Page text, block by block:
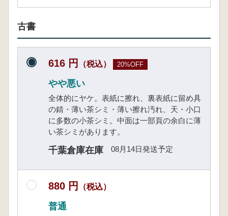
古書
616 円 （税込） 20%OFF
やや悪い
全体的にヤケ。表紙に擦れ、裏表紙に留め具
の錆・薄い茶シミ・薄い擦れ汚れ、天・小口
に多数の小茶シミ。中面は一部頁の余白に薄
い茶シミがあります。
千葉倉庫在庫 08月14日発送予定
880 円 （税込）
普通